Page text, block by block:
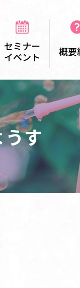
セミナー
イベント
概要
す